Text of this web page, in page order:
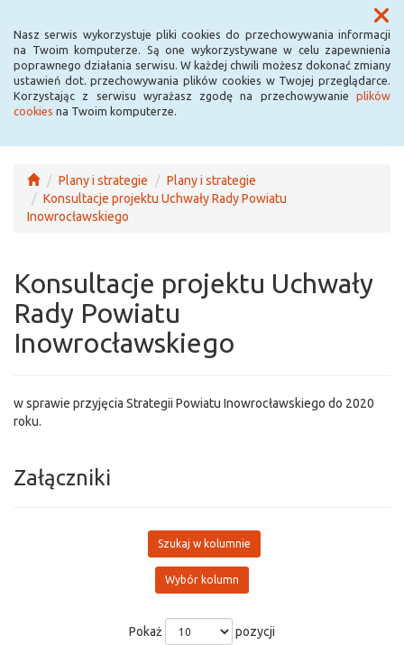
Nasz serwis wykorzystuje pliki cookies do przechowywania informacji
na Twoim komputerze. Są one wykorzystywane w celu zapewnienia
poprawnego działania serwisu. W każdej chwili możesz dokonać zmiany
ustawień dot. przechowywania plików cookies w Twojej przeglądarce.
Korzystając z serwisu wyrażasz zgodę na przechowywanie plików
cookies na Twoim komputerze.
Menu
Plany i strategie
Plany i strategie
Konsultacje projektu Uchwały Rady Powiatu
Inowrocławskiego
Konsultacje projektu Uchwały
Rady Powiatu
Inowrocławskiego
w sprawie przyjęcia Strategii Powiatu Inowrocławskiego do 2020
roku.
Załączniki
Szukaj w kolumnie
Wybór kolumn
Pokaż pozycji